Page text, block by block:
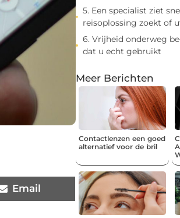
Email
5. Een specialist ziet
reisoplossing zoekt of
6. Vrijheid onderweg
dat u echt gebruikt
Meer Berichten
Contactlenzen een goed
alternatief voor de bril